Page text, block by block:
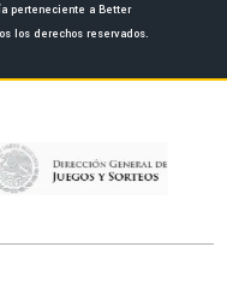
se suma a los
Femenil